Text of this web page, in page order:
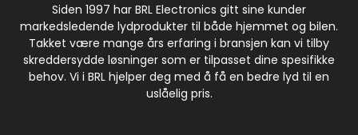
Siden 1997 har BRL Electronics gitt sine kunder
markedsledende lydprodukter til både hjemmet og bilen.
Takket være mange års erfaring i bransjen kan vi tilby
skreddersydde løsninger som er tilpasset dine spesifikke
behov. Vi i BRL hjelper deg med å få en bedre lyd til en
uslåelig pris.